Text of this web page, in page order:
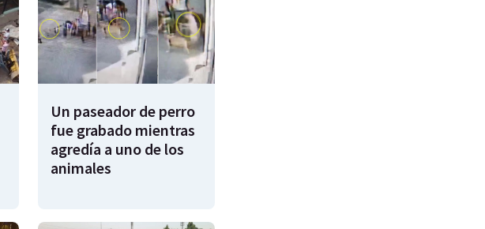
Un paseador de perro
fue grabado mientras
agredía a uno de los
animales